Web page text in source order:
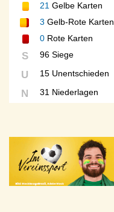
21 Gelbe Karten
3 Gelb-Rote Karten
0 Rote Karten
S 96 Siege
U 15 Unentschieden
N 31 Niederlagen